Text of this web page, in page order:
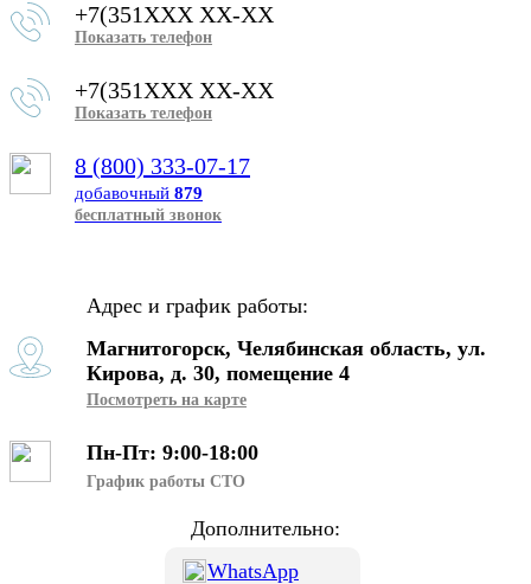
+7(351XXX XX-XX
Показать телефон
+7(351XXX XX-XX
Показать телефон
8 (800) 333-07-17
добавочный 879
бесплатный звонок
Адрес и график работы:
Магнитогорск, Челябинская область, ул.
Кирова, д. 30, помещение 4
Посмотреть на карте
Пн-Пт: 9:00-18:00
График работы СТО
Дополнительно:
WhatsApp